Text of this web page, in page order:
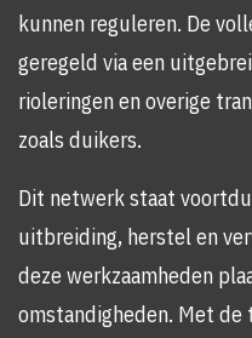
kunnen reguleren. De
geregeld via een
rioleringen en overige
zoals duikers.
Dit netwerk staat
uitbreiding, herstel en
deze werkzaamheden
omstandigheden. Met